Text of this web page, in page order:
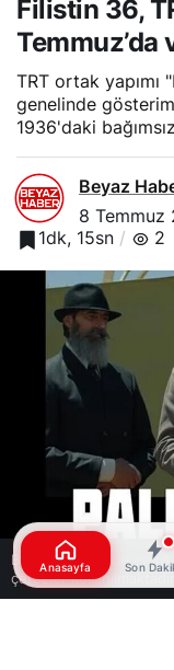
Filistin 36,
TRT ortak yapımı
genelinde
1936'daki
Beyaz
8 Temmuz
1dk, 15sn
2
Google'da
Bu web sitesinde en iyi
çerezler
Anasayfa Son